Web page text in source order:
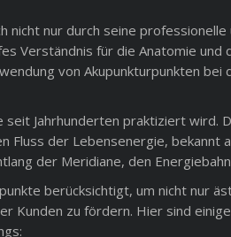
nicht nur durch seine professionelle
Verständnis für die Anatomie und
von Akupunkturpunkten bei
Jahrhunderten praktiziert wird.
der Lebensenergie, bekannt
der Meridiane, den
berücksichtigt, um nicht nur
Kunden zu fördern. Hier sind